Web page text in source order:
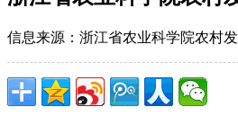
信息来源：浙江省农业科学院农村